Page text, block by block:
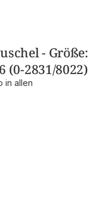
- Größe:
(0-2831/8022)
in allen